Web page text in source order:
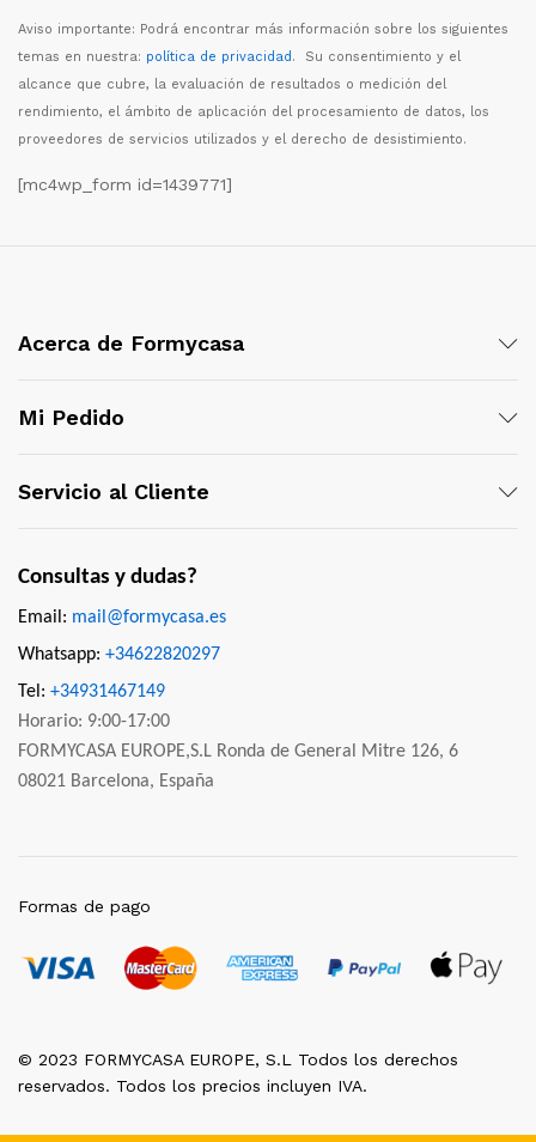
Aviso importante: Podrá encontrar más información sobre los siguientes
temas en nuestra: política de privacidad. Su consentimiento y el
alcance que cubre, la evaluación de resultados o medición del
rendimiento, el ámbito de aplicación del procesamiento de datos, los
proveedores de servicios utilizados y el derecho de desistimiento.
[mc4wp_form id=1439771]
Acerca de Formycasa
Mi Pedido
Servicio al Cliente
Consultas y dudas?
Email: mail@formycasa.es
Whatsapp: +34622820297
Tel: +34931467149
Horario: 9:00-17:00
FORMYCASA EUROPE,S.L Ronda de General Mitre 126, 6
08021 Barcelona, España
© 2023 FORMYCASA EUROPE, S.L Todos los derechos
reservados. Todos los precios incluyen IVA.
Formas de pago